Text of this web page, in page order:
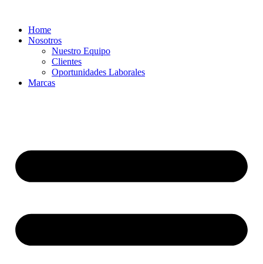
contenidoHome
Nosotros
Nuestro Equipo
Clientes
Oportunidades Laborales
Marcas